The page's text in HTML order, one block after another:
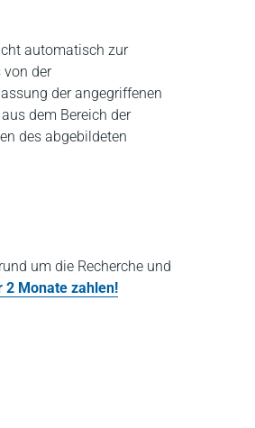
automatisch zur
von der
der angegriffenen
dem Bereich der
des abgebildeten
um die Recherche und
2 Monate zahlen!